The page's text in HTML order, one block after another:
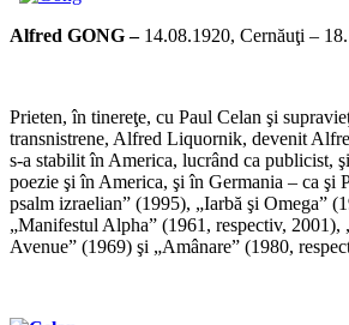
Alfred GONG – 14.08.1920, Cernăuţi –
Prieten, în tinereţe, cu Paul Celan şi
transnistrene, Alfred Liquornik, devenit
s-a stabilit în America, lucrând ca publicist,
poezie şi în America, şi în Germania – ca şi
psalm izraelian” (1995), „Iarbă şi Omega”
„Manifestul Alpha” (1961, respectiv, 2001),
Avenue” (1969) şi „Amânare” (1980,